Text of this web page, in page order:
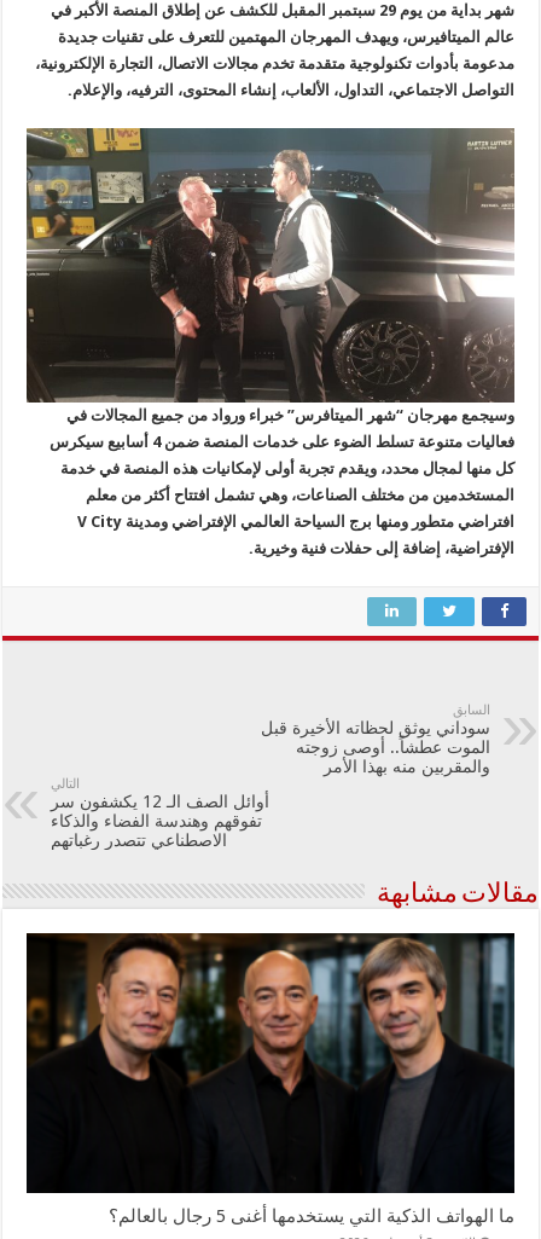
شهر بداية من يوم 29 سبتمبر المقبل للكشف عن إطلاق المنصة الأكبر في
عالم الميتافيرس، ويهدف المهرجان المهتمين للتعرف على تقنيات جديدة
مدعومة بأدوات تكنولوجية متقدمة تخدم مجالات الاتصال، التجارة الإلكترونية،
التواصل الاجتماعي، التداول، الألعاب، إنشاء المحتوى، الترفيه، والإعلام.
وسيجمع مهرجان “شهر الميتافرس” خبراء ورواد من جميع المجالات في
فعاليات متنوعة تسلط الضوء على خدمات المنصة ضمن 4 أسابيع سيكرس
كل منها لمجال محدد، ويقدم تجربة أولى لإمكانيات هذه المنصة في خدمة
المستخدمين من مختلف الصناعات، وهي تشمل افتتاح أكثر من معلم
افتراضي متطور ومنها برج السياحة العالمي الإفتراضي ومدينةV City
الإفتراضية، إضافة إلى حفلات فنية وخيرية.
السابق
سوداني يوثق لحظاته الأخيرة قبل
الموت عطشاً.. أوصى زوجته
والمقربين منه بهذا الأمر
التالي
أوائل الصف الـ 12 يكشفون سر
تفوقهم وهندسة الفضاء والذكاء
الاصطناعي تتصدر رغباتهم
مقالات مشابهة
ما الهواتف الذكية التي يستخدمها أغنى 5 رجال بالعالم؟